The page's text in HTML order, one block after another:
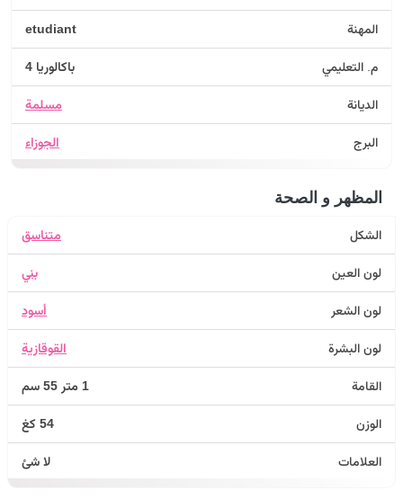
المهنة etudiant
م. التعليمي باكالوريا 4
الديانة مسلمة
البرج الجوزاء
المظهر و الصحة
الشكل متناسق
لون العين بني
لون الشعر أسود
لون البشرة القوقازية
القامة 1 متر 55 سم
الوزن 54 كغ
العلامات لا شئ